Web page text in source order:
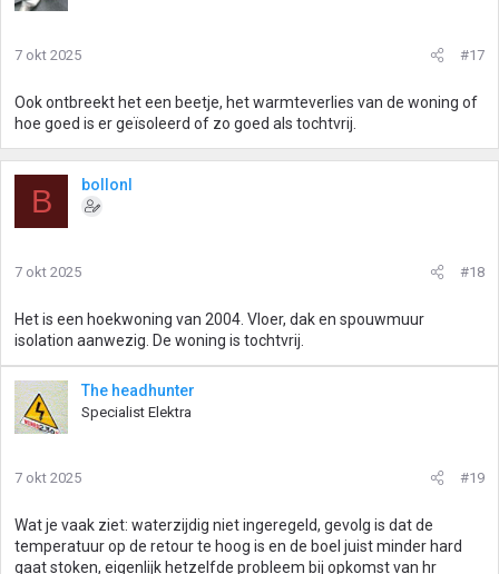
7 okt 2025 #17
Ook ontbreekt het een beetje, het warmteverlies van de woning of
hoe goed is er geïsoleerd of zo goed als tochtvrij.
B bollonl
7 okt 2025 #18
Het is een hoekwoning van 2004. Vloer, dak en spouwmuur
isolation aanwezig. De woning is tochtvrij.
The headhunter
Specialist Elektra
7 okt 2025 #19
Wat je vaak ziet: waterzijdig niet ingeregeld, gevolg is dat de
temperatuur op de retour te hoog is en de boel juist minder hard
gaat stoken, eigenlijk hetzelfde probleem bij opkomst van hr